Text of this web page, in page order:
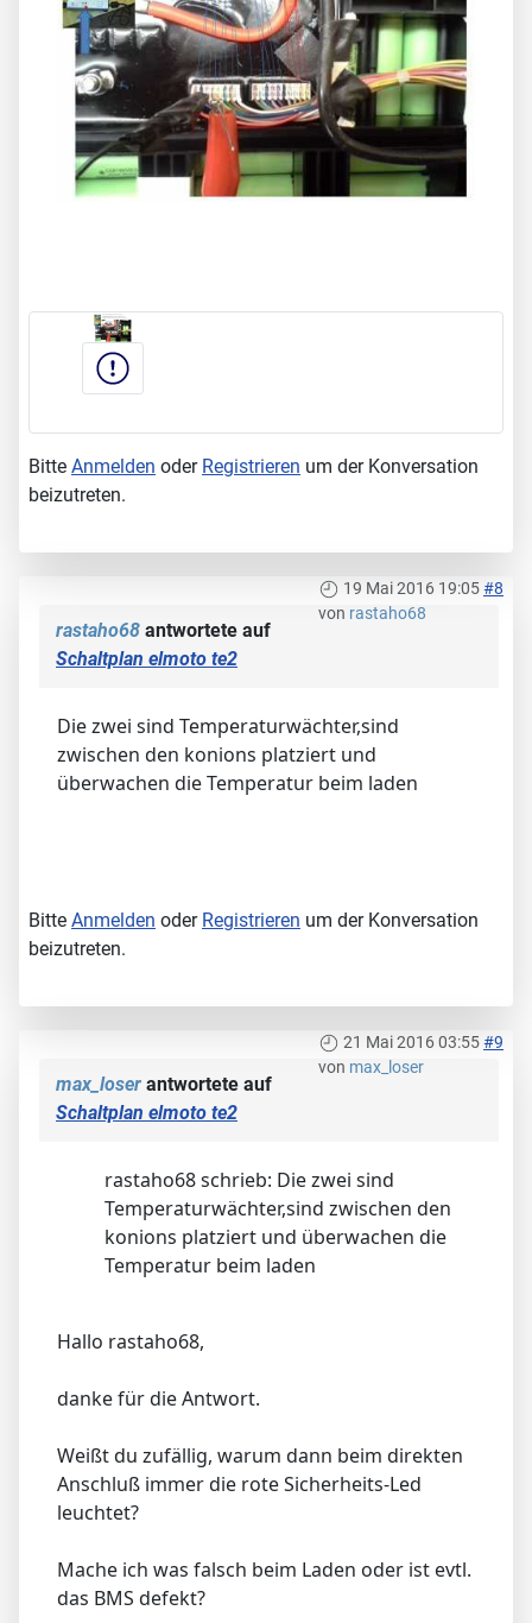
Bitte Anmelden oder Registrieren um der Konversation
beizutreten.
19 Mai 2016 19:05#8
von rastaho68
rastaho68 antwortete auf
Schaltplan elmoto te2
Die zwei sind Temperaturwächter,sind
zwischen den konions platziert und
überwachen die Temperatur beim laden
Bitte Anmelden oder Registrieren um der Konversation
beizutreten.
21 Mai 2016 03:55#9
von max_loser
max_loser antwortete auf
Schaltplan elmoto te2
rastaho68 schrieb: Die zwei sind
Temperaturwächter,sind zwischen den
konions platziert und überwachen die
Temperatur beim laden
Hallo rastaho68,
danke für die Antwort.
Weißt du zufällig, warum dann beim direkten
Anschluß immer die rote Sicherheits-Led
leuchtet?
Mache ich was falsch beim Laden oder ist evtl.
das BMS defekt?